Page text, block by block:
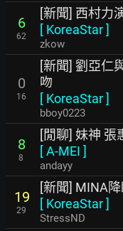
6
62
[新聞] 西村力
[ KoreaStar]
zkow
0
16
[新聞] 劉亞仁
吻
[ KoreaStar]
bboy0223
8
8
[閒聊] 妹神 張
[A-MEI ]
andayy
19
29
[新聞] MINA
[ KoreaStar]
StressND